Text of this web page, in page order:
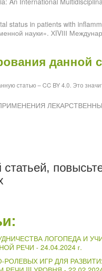
status in patients with
науки». ХIVІІІ
данной
статью – CC BY 4.0. Это
ЛОГОПЕДА И
РЕЧИ - 24.04.2024 г.
ИГР ДЛЯ